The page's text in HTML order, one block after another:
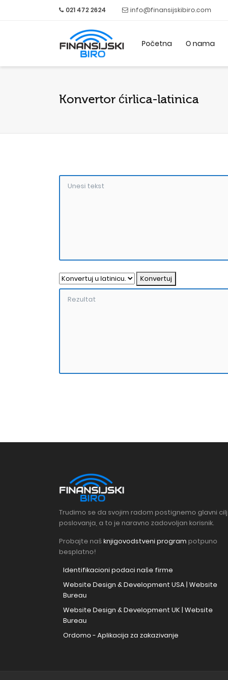
021 472 2624 info@finansijskibiro.com
Početna O nama
Konvertor ćirlica-latinica
Konvertuj
Trudimo se da svojim radom postignemo glavni cilj
poslovanja, a to je naravno zadovoljan korisnik.
Probajte naš knjigovodstveni program potpuno
besplatno!
Identifikacioni podaci naše firme
Website Design & Development USA | Website
Bureau
Website Design & Development UK | Website
Bureau
Ordomo - Aplikacija za zakazivanje